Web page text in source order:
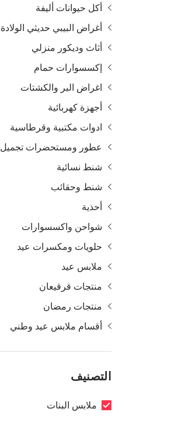
أكل حيوانات أليفة
أغراض البيبي حديثي الولادة
أثاث وديكور منزلي
إكسسوارات حمام
اغراض البر والكشتات
أجهزة كهربائية
ادوات مكتبية وقرطاسية
عطور ومستحضرات تجميل
شنط نسائية
شنط وحقائب
أحذية
شواحن واكسسوارات
حلويات ومكسرات عيد
ملابس عيد
منتجات قرقيعان
منتجات رمضان
أقسام ملابس عيد وطني
التصنيف
ملابس البنات